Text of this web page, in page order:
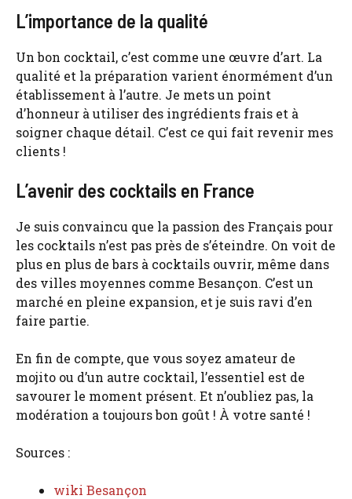
L’importance de la qualité
Un bon cocktail, c’est comme une œuvre d’art. La
qualité et la préparation varient énormément d’un
établissement à l’autre. Je mets un point
d’honneur à utiliser des ingrédients frais et à
soigner chaque détail. C’est ce qui fait revenir mes
clients !
L’avenir des cocktails en France
Je suis convaincu que la passion des Français pour
les cocktails n’est pas près de s’éteindre. On voit de
plus en plus de bars à cocktails ouvrir, même dans
des villes moyennes comme Besançon. C’est un
marché en pleine expansion, et je suis ravi d’en
faire partie.
En fin de compte, que vous soyez amateur de
mojito ou d’un autre cocktail, l’essentiel est de
savourer le moment présent. Et n’oubliez pas, la
modération a toujours bon goût ! À votre santé !
Sources :
wiki Besançon